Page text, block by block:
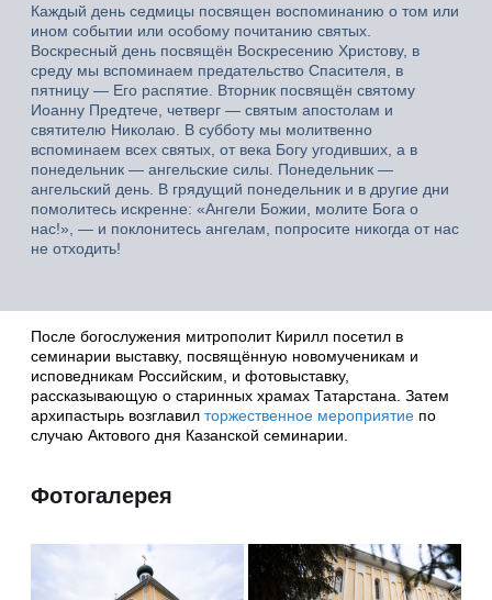
Каждый день седмицы посвящен воспоминанию о том или
ином событии или особому почитанию святых.
Воскресный день посвящён Воскресению Христову, в
среду мы вспоминаем предательство Спасителя, в
пятницу — Его распятие. Вторник посвящён святому
Иоанну Предтече, четверг — святым апостолам и
святителю Николаю. В субботу мы молитвенно
вспоминаем всех святых, от века Богу угодивших, а в
понедельник — ангельские силы. Понедельник —
ангельский день. В грядущий понедельник и в другие дни
помолитесь искренне: «Ангели Божии, молите Бога о
нас!», — и поклонитесь ангелам, попросите никогда от нас
не отходить!
После богослужения митрополит Кирилл посетил в
семинарии выставку, посвящённую новомученикам и
исповедникам Российским, и фотовыставку,
рассказывающую о старинных храмах Татарстана. Затем
архипастырь возглавил торжественное мероприятие по
случаю Актового дня Казанской семинарии.
Фотогалерея